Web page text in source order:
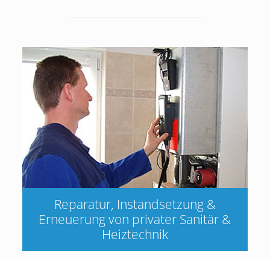
Reparatur, Instandsetzung &
Erneuerung von privater Sanitär &
Heiztechnik